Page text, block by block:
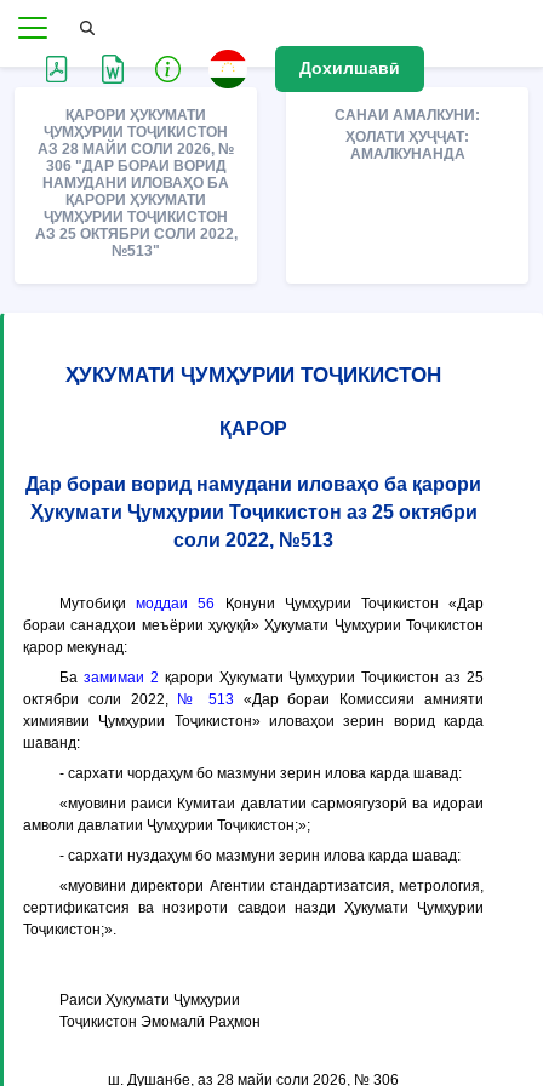
Дохилшавӣ
ҚАРОРИ ҲУКУМАТИ
ҶУМҲУРИИ ТОҶИКИСТОН
АЗ 28 МАЙИ СОЛИ 2026, №
306 "ДАР БОРАИ ВОРИД
НАМУДАНИ ИЛОВАҲО БА
ҚАРОРИ ҲУКУМАТИ
ҶУМҲУРИИ ТОҶИКИСТОН
АЗ 25 ОКТЯБРИ СОЛИ 2022,
№513"
САНАИ АМАЛКУНИ:
ҲОЛАТИ ҲУҶҶАТ:
АМАЛКУНАНДА
ҲУКУМАТИ ҶУМҲУРИИ ТОҶИКИСТОН
ҚАРОР
Дар бораи ворид намудани иловаҳо ба қарори
Ҳукумати Ҷумҳурии Тоҷикистон аз 25 октябри
соли 2022, №513
Мутобиқимоддаи 56 Қонуни Ҷумҳурии Тоҷикистон «Дар
бораи санадҳои меъёрии ҳуқуқӣ» Ҳукумати Ҷумҳурии Тоҷикистон
қарор мекунад:
Ба замимаи 2 қарори Ҳукумати Ҷумҳурии Тоҷикистон аз 25
октябри соли 2022,
№ 513«Дар бораи Комиссияи амнияти
химиявии Ҷумҳурии Тоҷикистон» иловаҳои зерин ворид карда
шаванд:
- сархати чордаҳум бо мазмуни зерин илова карда шавад:
«муовини раиси Кумитаи давлатии сармоягузорӣ ва идораи
амволи давлатии Ҷумҳурии Тоҷикистон;»;
- сархати нуздаҳум бо мазмуни зерин илова карда шавад:
«муовини директори Агентии стандартизатсия, метрология,
сертификатсия ва нозироти савдои назди Ҳукумати Ҷумҳурии
Тоҷикистон;».
Раиси Ҳукумати Ҷумҳурии
Тоҷикистон Эмомалӣ Раҳмон
ш. Душанбе, аз 28 майи соли 2026, № 306